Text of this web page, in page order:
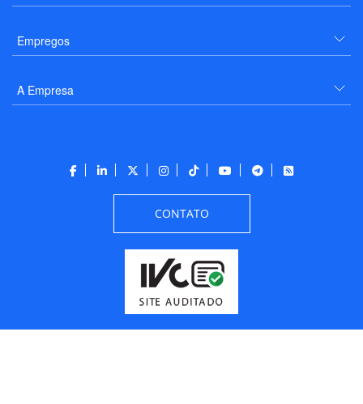
Empregos
A Empresa
CONTATO